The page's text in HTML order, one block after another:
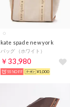
kate spade new york
バッグ （ホワイト）
￥33,980
55%OFF ¥1,000